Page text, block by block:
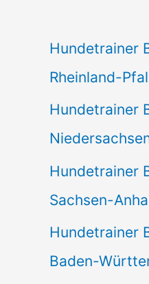
Hundetrainer
Rheinland-
Hundetrainer
Hundetrainer
Sachsen-
Hundetrainer
Baden-